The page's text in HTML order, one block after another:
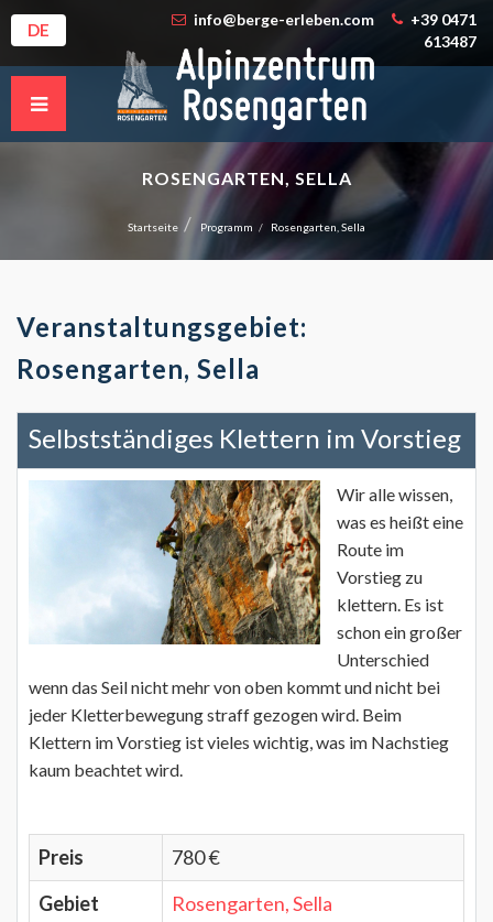
DE
info@berge-erleben.com
+39 0471
613487
ROSENGARTEN, SELLA
Startseite Programm Rosengarten, Sella
Veranstaltungsgebiet:
Rosengarten, Sella
Selbstständiges Klettern im Vorstieg
Wir alle wissen,
was es heißt eine
Route im
Vorstieg zu
klettern. Es ist
schon ein großer
Unterschied
wenn das Seil nicht mehr von oben kommt und nicht bei
jeder Kletterbewegung straff gezogen wird. Beim
Klettern im Vorstieg ist vieles wichtig, was im Nachstieg
kaum beachtet wird.
Preis
780 €
Gebiet
Rosengarten, Sella